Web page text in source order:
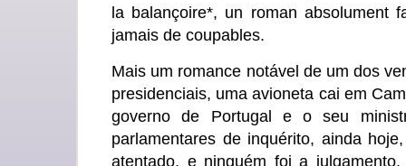
la balançoire*, un roman absolument
jamais de coupables.
Mais um romance notável de um dos
presidenciais, uma avioneta cai em
governo de Portugal e o seu
parlamentares de inquérito, ainda
atentado, e ninguém foi a